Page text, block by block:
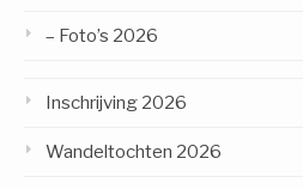
– Foto’s 2026
Inschrijving 2026
Wandeltochten 2026